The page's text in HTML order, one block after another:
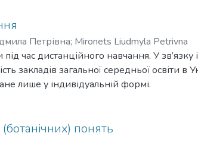
enrich biology education. It also reviews
and regional ecological centers, noting both
authors propose concrete steps to adapt
cooperation, and utilizing digital
as essential for preparing motivated,
modernization of Ukraine’s education
Петрівна; Mironets Liudmyla Petrivna
час дистанційного навчання. У зв’язку
закладів загальної середньої освіти в
лише у індивідуальній формі.
понять